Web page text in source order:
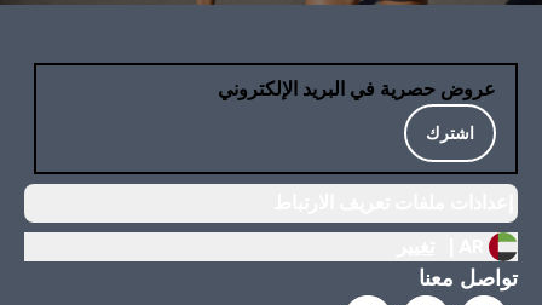
عروض حصرية في البريد الإلكتروني
اشترك
تواصل معنا